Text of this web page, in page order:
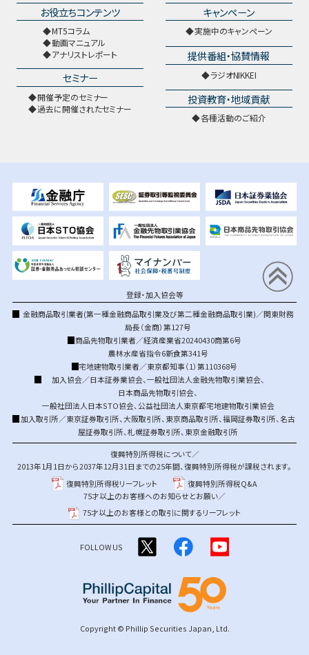
お役立ちコンテンツ
MT5コラム
動画マニュアル
アナリストレポート
セミナー
開催予定のセミナー
過去に開催されたセミナー
キャンペーン
実施中のキャンペーン
提供番組・協賛情報
ラジオNIKKEI
投資教育・地域貢献
各種活動のご紹介
登録・加入協会等
金融商品取引業者(第一種金融商品取引業及び第二種金融商品取引業)／関東財務
局長（金商）第127号
商品先物取引業者／経済産業省20240430商第6号
農林水産省指令6新食第341号
宅地建物取引業者／東京都知事（1）第110368号
加入協会／日本証券業協会、 一般社団法人金融先物取引業協会、
日本商品先物取引協会、
一般社団法人日本STO協会、 公益社団法人東京都宅地建物取引業協会
加入取引所／東京証券取引所、大阪取引所、 東京商品取引所、福岡証券取引所、名古
屋証券取引所、札幌証券取引所、 東京金融取引所
復興特別所得税について／
2013年1月1日から2037年12月31日までの25年間、復興特別所得税が課税されます。
復興特別所得税リーフレット
復興特別所得税Q&A
75才以上のお客様へのお知らせとお願い／
75才以上のお客様との取引に関するリーフレット
FOLLOW US
Copyright © Phillip Securities Japan, Ltd.